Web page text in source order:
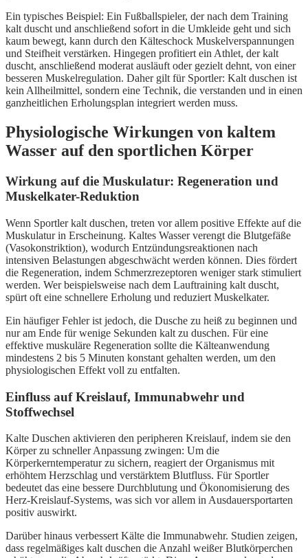
Ein typisches Beispiel: Ein Fußballspieler, der nach dem Training
kalt duscht und anschließend sofort in die Umkleide geht und sich
kaum bewegt, kann durch den Kälteschock Muskelverspannungen
und Steifheit verstärken. Hingegen profitiert ein Athlet, der kalt
duscht, anschließend moderat ausläuft oder gezielt dehnt, von einer
besseren Muskelregulation. Daher gilt für Sportler: Kalt duschen ist
kein Allheilmittel, sondern eine Technik, die verstanden und in einen
ganzheitlichen Erholungsplan integriert werden muss.
Physiologische Wirkungen von kaltem
Wasser auf den sportlichen Körper
Wirkung auf die Muskulatur: Regeneration und
Muskelkater-Reduktion
Wenn Sportler kalt duschen, treten vor allem positive Effekte auf die
Muskulatur in Erscheinung. Kaltes Wasser verengt die Blutgefäße
(Vasokonstriktion), wodurch Entzündungsreaktionen nach
intensiven Belastungen abgeschwächt werden können. Dies fördert
die Regeneration, indem Schmerzrezeptoren weniger stark stimuliert
werden. Wer beispielsweise nach dem Lauftraining kalt duscht,
spürt oft eine schnellere Erholung und reduziert Muskelkater.
Ein häufiger Fehler ist jedoch, die Dusche zu heiß zu beginnen und
nur am Ende für wenige Sekunden kalt zu duschen. Für eine
effektive muskuläre Regeneration sollte die Kälteanwendung
mindestens 2 bis 5 Minuten konstant gehalten werden, um den
physiologischen Effekt voll zu entfalten.
Einfluss auf Kreislauf, Immunabwehr und
Stoffwechsel
Kalte Duschen aktivieren den peripheren Kreislauf, indem sie den
Körper zu schneller Anpassung zwingen: Um die
Körperkerntemperatur zu sichern, reagiert der Organismus mit
erhöhtem Herzschlag und verstärktem Blutfluss. Für Sportler
bedeutet das eine bessere Durchblutung und Ökonomisierung des
Herz-Kreislauf-Systems, was sich vor allem in Ausdauersportarten
positiv auswirkt.
Darüber hinaus verbessert Kälte die Immunabwehr. Studien zeigen,
dass regelmäßiges kalt duschen die Anzahl weißer Blutkörperchen